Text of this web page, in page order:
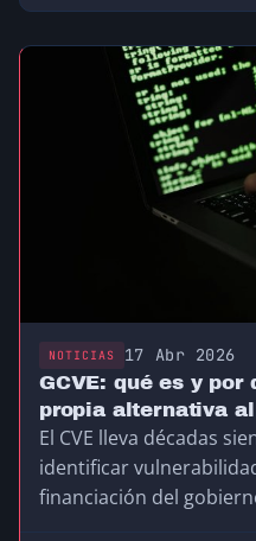
NOTICIAS 17 Abr 2026
GCVE: qué es y por
propia alternativa al
El CVE lleva décadas
identificar
financiación del